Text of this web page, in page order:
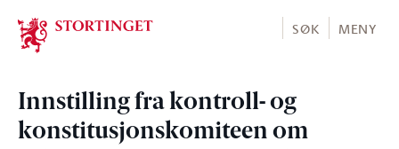
Stortinget.no
SØK MENY
Innstilling fra kontroll- og
konstitusjonskomiteen om